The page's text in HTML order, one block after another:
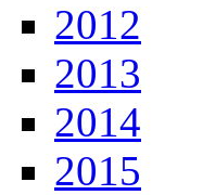
2012
2013
2014
2015